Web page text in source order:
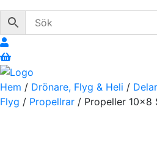
Hem / Drönare, Flyg & Heli /
Flyg / Propellrar / Propeller 10×8